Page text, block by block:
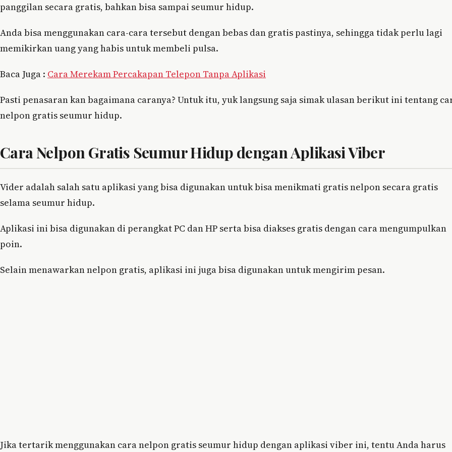
panggilan secara gratis, bahkan bisa sampai seumur hidup.
Anda bisa menggunakan cara-cara tersebut dengan bebas dan gratis pastinya, sehingga tidak perlu lagi
memikirkan uang yang habis untuk membeli pulsa.
Baca Juga : Cara Merekam Percakapan Telepon Tanpa Aplikasi
Pasti penasaran kan bagaimana caranya? Untuk itu, yuk langsung saja simak ulasan berikut ini tentang
nelpon gratis seumur hidup.
Cara Nelpon Gratis Seumur Hidup dengan Aplikasi Viber
Vider adalah salah satu aplikasi yang bisa digunakan untuk bisa menikmati gratis nelpon secara gratis
selama seumur hidup.
Aplikasi ini bisa digunakan di perangkat PC dan HP serta bisa diakses gratis dengan cara mengumpulkan
poin.
Selain menawarkan nelpon gratis, aplikasi ini juga bisa digunakan untuk mengirim pesan.
Jika tertarik menggunakan cara nelpon gratis seumur hidup dengan aplikasi viber ini, tentu Anda harus